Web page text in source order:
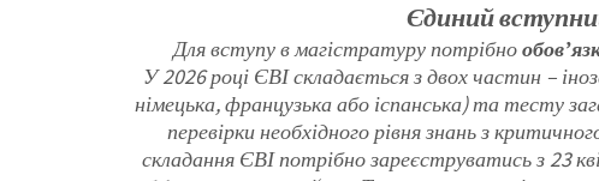
Єдиний
Для вступу в магістратуру потрібно
У 2026 році ЄВІ складається з двох частин –
німецька, французька або іспанська) та тесту
перевірки необхідного рівня знань з
складання ЄВІ потрібно зареєструватись з 23